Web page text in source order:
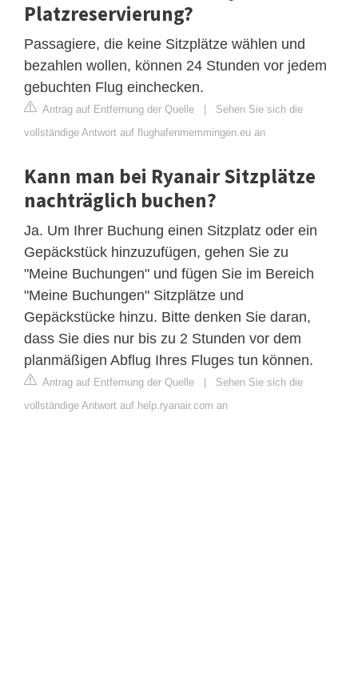
Platzreservierung?
Passagiere, die keine Sitzplätze wählen und
bezahlen wollen, können 24 Stunden vor jedem
gebuchten Flug einchecken.
Antrag auf Entfernung der Quelle | Sehen Sie sich die
vollständige Antwort auf flughafenmemmingen.eu an
Kann man bei Ryanair Sitzplätze
nachträglich buchen?
Ja. Um Ihrer Buchung einen Sitzplatz oder ein
Gepäckstück hinzuzufügen, gehen Sie zu
"Meine Buchungen" und fügen Sie im Bereich
"Meine Buchungen" Sitzplätze und
Gepäckstücke hinzu. Bitte denken Sie daran,
dass Sie dies nur bis zu 2 Stunden vor dem
planmäßigen Abflug Ihres Fluges tun können.
Antrag auf Entfernung der Quelle | Sehen Sie sich die
vollständige Antwort auf help.ryanair.com an